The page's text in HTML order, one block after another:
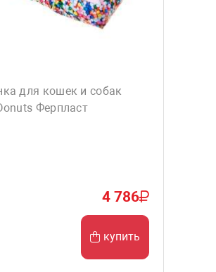
для кошек и собак
Ферпласт
4 786
купить